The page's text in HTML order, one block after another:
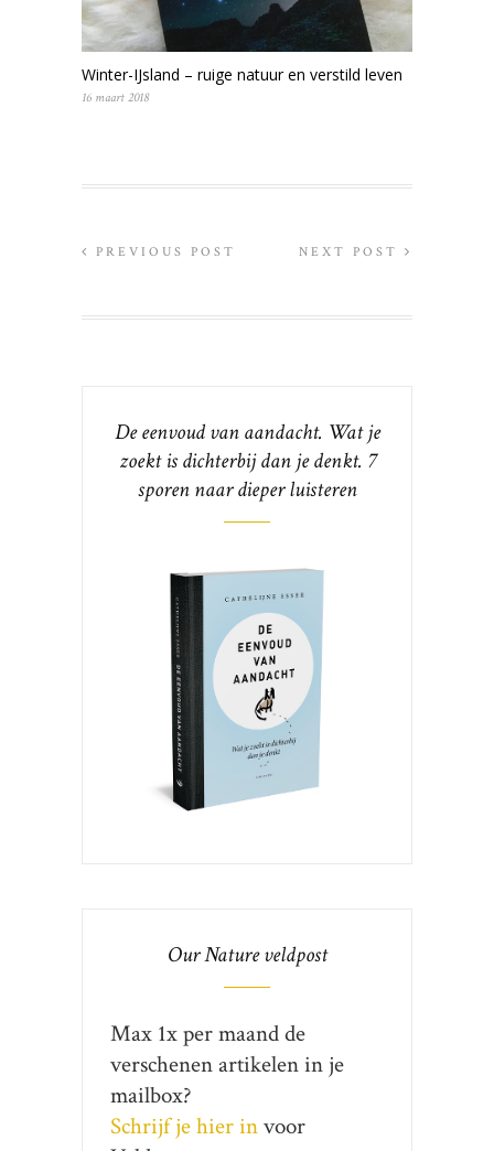
Winter-IJsland – ruige natuur en verstild leven
16 maart 2018
PREVIOUS POST NEXT POST
De eenvoud van aandacht. Wat je
zoekt is dichterbij dan je denkt. 7
sporen naar dieper luisteren
Our Nature veldpost
Max 1x per maand de
verschenen artikelen in je
mailbox?
Schrijf je hier invoor